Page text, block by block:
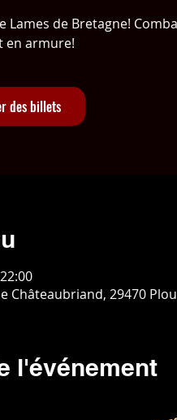
Lames de Bretagne!
en armure!
des billets
Châteaubriand, 29470
l'événement